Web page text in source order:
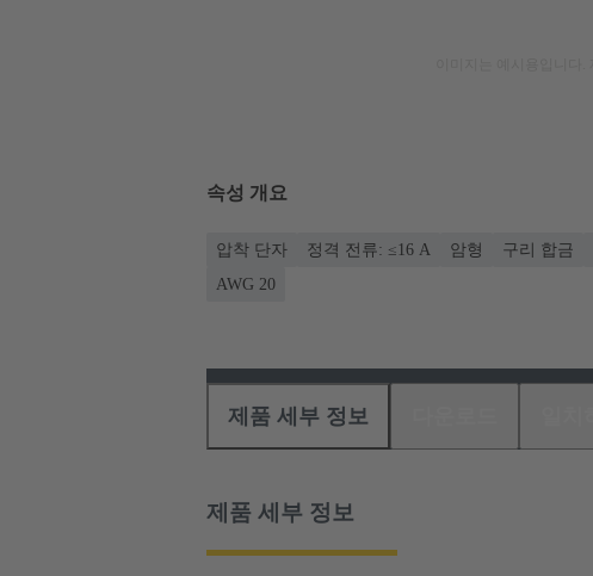
속성 개요
압착 단자 정격 전류: ≤16 A 암형 구리 합금
AWG 20
제품 세부 정보
제품 세부 정보